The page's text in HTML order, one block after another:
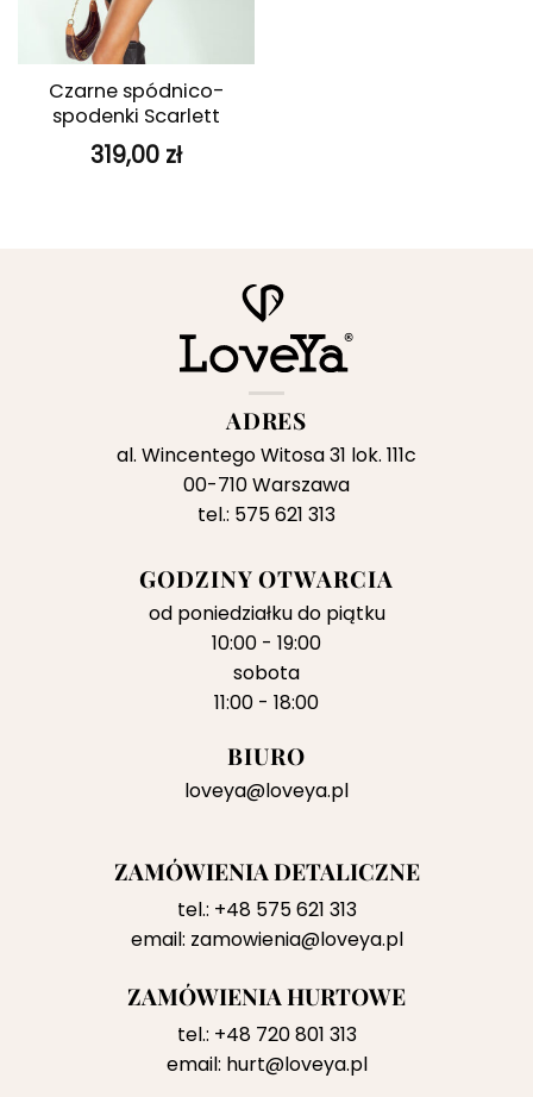
Czarne spódnico-
spodenki Scarlett
319,00 zł
ADRES
al. Wincentego Witosa 31 lok. 111c
00-710 Warszawa
tel.: 575 621 313
GODZINY OTWARCIA
od poniedziałku do piątku
10:00 - 19:00
sobota
11:00 - 18:00
BIURO
loveya@loveya.pl
ZAMÓWIENIA DETALICZNE
tel.: +48 575 621 313
email: zamowienia@loveya.pl
ZAMÓWIENIA HURTOWE
tel.: +48 720 801 313
email: hurt@loveya.pl